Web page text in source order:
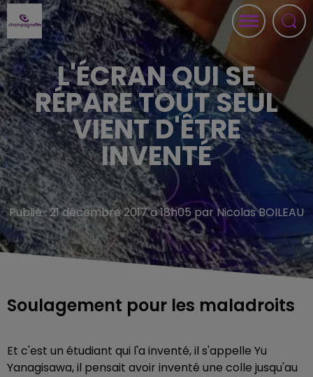
L'ÉCRAN QUI SE
RÉPARE TOUT SEUL
VIENT D'ÊTRE
INVENTÉ
Publié : 21 décembre 2017 à 18h05 par Nicolas BOILEAU
Soulagement pour les maladroits
Et c'est un étudiant qui l'a inventé, il s'appelle Yu
Yanagisawa, il pensait avoir inventé une colle jusqu'au